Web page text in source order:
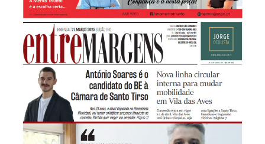
A
Tiago
Vilaça,
Do
Lar
Familiar
Da
Tranquilidade